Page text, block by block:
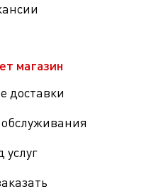
магазин
доставки
услуг